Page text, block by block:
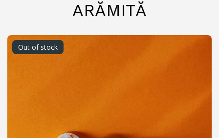
ARĂMITĂ
Out of stock